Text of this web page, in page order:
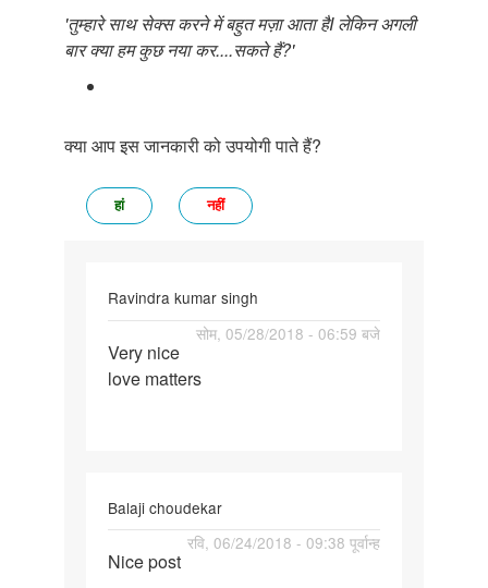
'तुम्हारे साथ सेक्स करने में बहुत मज़ा आता हैI लेकिन अगली
बार क्या हम कुछ नया कर....सकते हैं?'
क्या आप इस जानकारी को उपयोगी पाते हैं?
हां नहीं
Ravindra kumar singh
सोम, 05/28/2018 - 06:59 बजे
Very
nice
Very nice
love matters
Balaji choudekar
रवि, 06/24/2018 - 09:38 पूर्वान्ह
Nice
Nice post